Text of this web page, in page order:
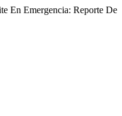
En Emergencia: Reporte De